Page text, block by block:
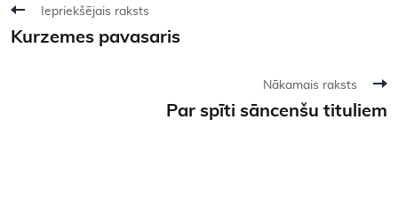
Iepriekšējais raksts
Kurzemes pavasaris
Nākamais raksts
Par spīti sāncenšu tituliem